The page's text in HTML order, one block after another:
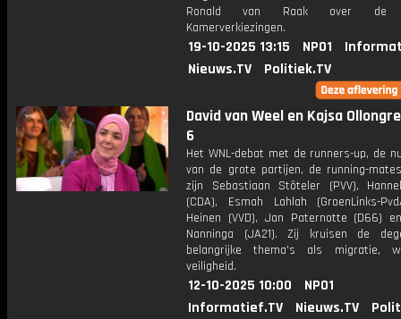
Ronald van Raak over de
Kamerverkiezingen.
19-10-2025 13:15 NPO1
Nieuws.TV
Politiek.TV
David van Weel en Kajsa
6
Het WNL-debat met de runners-up, de
van de grote partijen, de running-
zijn Sebastiaan Stöteler (PVV),
(CDA), Esmah Lahlah (GroenLinks-
Heinen (VVD), Jan Paternotte (D66)
Nanninga (JA21). Zij kruisen de
belangrijke thema's als migratie,
veiligheid.
12-10-2025 10:00
NPO1
Informatief.TV
Nieuws.TV